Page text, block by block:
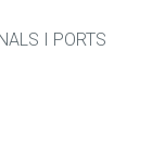
I PORTS